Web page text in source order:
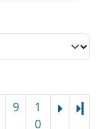
9
1
0